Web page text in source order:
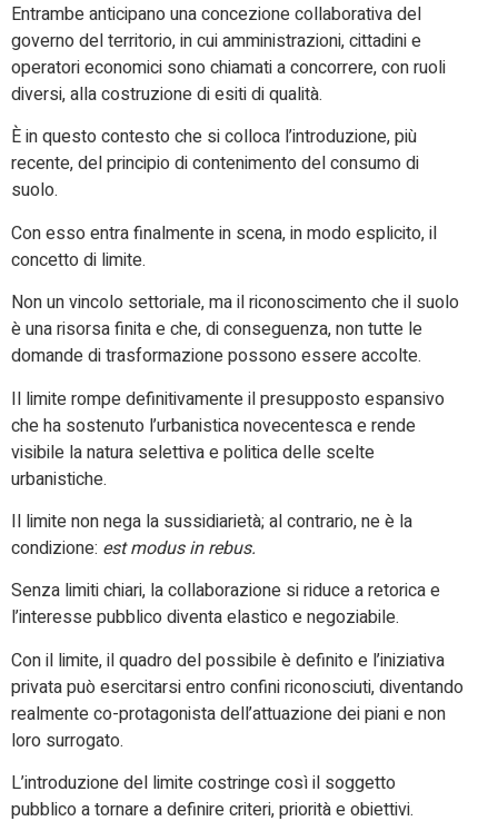
Entrambe anticipano una concezione collaborativa del
governo del territorio, in cui amministrazioni, cittadini e
operatori economici sono chiamati a concorrere, con ruoli
diversi, alla costruzione di esiti di qualità.
È in questo contesto che si colloca l’introduzione, più
recente, del principio di contenimento del consumo di
suolo.
Con esso entra finalmente in scena, in modo esplicito, il
concetto di limite.
Non un vincolo settoriale, ma il riconoscimento che il suolo
è una risorsa finita e che, di conseguenza, non tutte le
domande di trasformazione possono essere accolte.
Il limite rompe definitivamente il presupposto espansivo
che ha sostenuto l’urbanistica novecentesca e rende
visibile la natura selettiva e politica delle scelte
urbanistiche.
Il limite non nega la sussidiarietà; al contrario, ne è la
condizione: est modus in rebus.
Senza limiti chiari, la collaborazione si riduce a retorica e
l’interesse pubblico diventa elastico e negoziabile.
Con il limite, il quadro del possibile è definito e l’iniziativa
privata può esercitarsi entro confini riconosciuti, diventando
realmente co-protagonista dell’attuazione dei piani e non
loro surrogato.
L’introduzione del limite costringe così il soggetto
pubblico a tornare a definire criteri, priorità e obiettivi.